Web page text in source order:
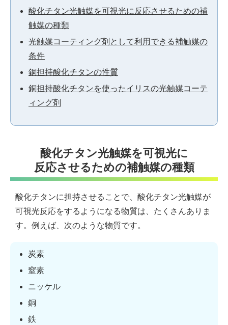
酸化チタン光触媒を可視光に反応させるための補
触媒の種類
光触媒コーティング剤として利用できる補触媒の
条件
銅担持酸化チタンの性質
銅担持酸化チタンを使ったイリスの光触媒コーテ
ィング剤
酸化チタン光触媒を可視光に
反応させるための補触媒の種類
酸化チタンに担持させることで、酸化チタン光触媒が
可視光反応をするようになる物質は、たくさんありま
す。例えば、次のような物質です。
炭素
窒素
ニッケル
銅
鉄